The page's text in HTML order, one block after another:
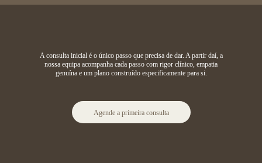
A consulta inicial é o único passo que precisa de dar. A partir daí, a
nossa equipa acompanha cada passo com rigor clínico, empatia
genuína e um plano construído especificamente para si.
Agende a primeira consulta